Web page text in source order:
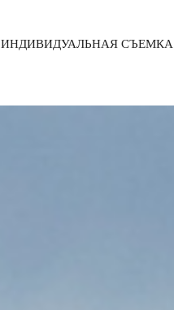
ИНДИВИДУАЛЬНАЯ СЪЕМКА